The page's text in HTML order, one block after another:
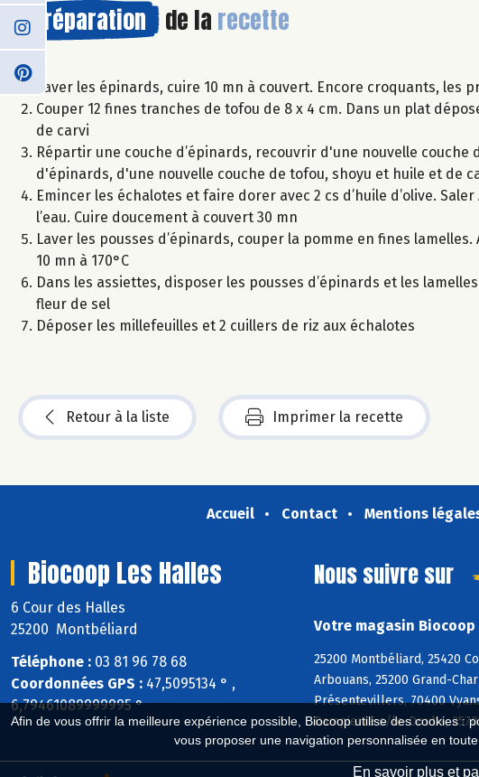
Afin de vous offrir la meilleure expérience possible, Biocoop utilise des cookies
vous proposer une navigation personnalisée en
En savoir plus et
Préparation de la recette
Laver les épinards, cuire 10 mn à couvert. Encore croquants, les
Couper 12 fines tranches de tofou de 8 x 4 cm. Dans un plat
de carvi
Répartir une couche d’épinards, recouvrir d'une nouvelle
d'épinards, d'une nouvelle couche de tofou, shoyu et huile et de
Emincer les échalotes et faire dorer avec 2 cs d’huile d’olive.
l’eau. Cuire doucement à couvert 30 mn
Laver les pousses d’épinards, couper la pomme en fines
10 mn à 170°C
Dans les assiettes, disposer les pousses d’épinards et les
fleur de sel
Déposer les millefeuilles et 2 cuillers de riz aux échalotes
Retour à la liste Imprimer la recette
Accueil Contact Mentions
Biocoop Les Halles
6 Cour des Halles
25200 Montbéliard
Téléphone : 03 81 96 78 68
Coordonnées GPS : 47,5095134 ° ,
6,79461089999995 °
Nous suivre sur
Votre magasin Biocoop
25200 Montbéliard, 25420
Arbouans, 25200 Grand-
Présentevillers, 70400
Dampierre s/le-Doubs,